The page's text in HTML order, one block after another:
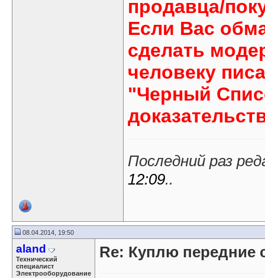
продавца/
Если Вас
сделать
человеку
"Черный
Последний раз
12:09..
08.04.2014, 19:50
aland
Технический
специалист
Электрооборудование
Re: Куплю передние